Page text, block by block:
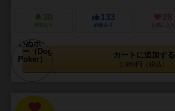
30
興味あり
133
経験あり
28
お気に入り
カートに追加する
1,980円（税込）